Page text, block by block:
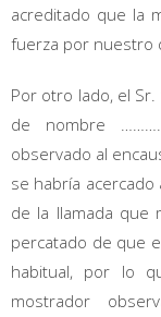
acreditado que la
fuerza por nuestro
Por otro lado, el
de nombre
observado al
se habría
de la llamada que
percatado de que
habitual, por lo
mostrador